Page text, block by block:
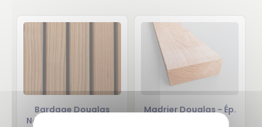
Bardage Douglas
Naturel - 27x70 mm -
Madrier Douglas - Ép.